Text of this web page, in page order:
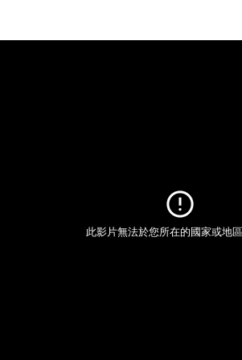
此影片無法於您所在的國家或地區